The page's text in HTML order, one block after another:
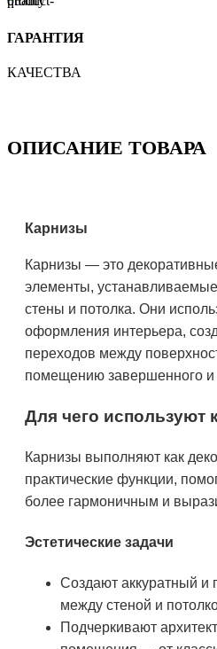
ГАРАНТИЯ
КАЧЕСТВА
ОПИСАНИЕ ТОВАРА
Карнизы
Карнизы — это
элементы,
стены и потолка. Они
оформления интерьера,
переходов между
помещению завершенного и
Для чего используют
Карнизы выполняют как
практические функции,
более гармоничным и
Эстетические задачи
Создают аккуратный и
между стеной и
Подчеркивают